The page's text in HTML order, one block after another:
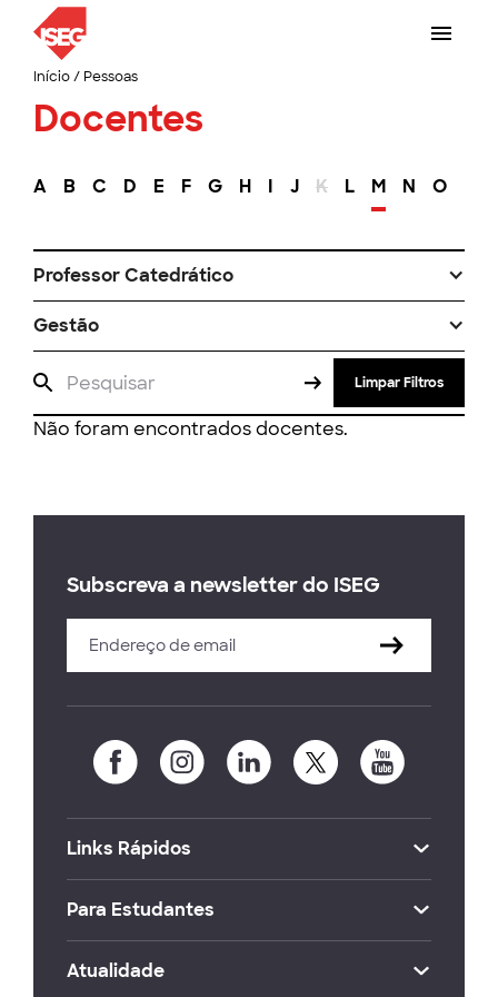
Início/ Pessoas
Docentes
A B C D E F G H I J K L M N O
Professor Catedrático
Gestão
Limpar Filtros
Não foram encontrados docentes.
Subscreva a newsletter do ISEG
Links Rápidos
Para Estudantes
Atualidade